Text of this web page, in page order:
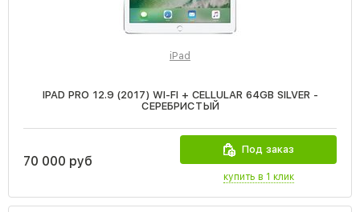
iPad
IPAD PRO 12.9 (2017) WI-FI + CELLULAR 64GB SILVER -
СЕРЕБРИСТЫЙ
70 000 руб
Под заказ
купить в 1 клик